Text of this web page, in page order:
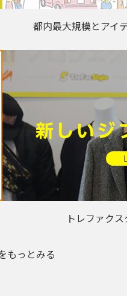
都内最大規模とアイ
トレファク
もっとみる